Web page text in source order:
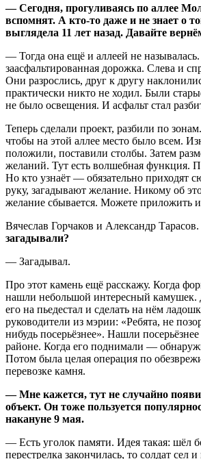
— Сегодня, прогуливаясь по аллее
вспомнят. А кто-то даже и не знает о
выглядела 11 лет назад. Давайте
— Тогда она ещё и аллеей не
заасфальтированная дорожка. Слева и
Они разрослись, друг к другу
практически никто не ходил. Были
не было освещения. И асфальт стал
Теперь сделали проект, разбили по
чтобы на этой аллее место было всем.
положили, поставили столбы. Затем
желаний. Тут есть волшебная функция.
Но кто узнаёт — обязательно приходят
руку, загадывают желание. Никому об
желание сбывается. Можете приложить и
Вячеслав Горчаков и Александр Тарасов.
загадывали?
— Загадывал.
Про этот камень ещё расскажу. Когда
нашли небольшой интересный камушек.
его на пьедестал и сделать на нём
руководители из мэрии: «Ребята, не
нибудь посерьёзнее». Нашли
районе. Когда его поднимали —
Потом была целая операция по
перевозке камня.
— Мне кажется, тут не случайно
объект. Он тоже пользуется
накануне 9 мая.
— Есть уголок памяти. Идея такая: шёл
перестрелка закончилась, то солдат сел